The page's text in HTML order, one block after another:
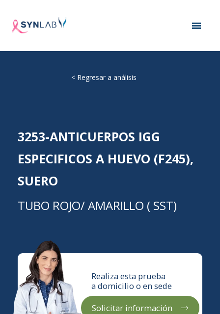
< Regresar a análisis
3253-ANTICUERPOS IGG
ESPECIFICOS A HUEVO (F245),
SUERO
TUBO ROJO/ AMARILLO ( SST)
Realiza esta prueba
a domicilio o en sede
Solicitar información